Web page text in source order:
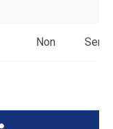
Non Serie